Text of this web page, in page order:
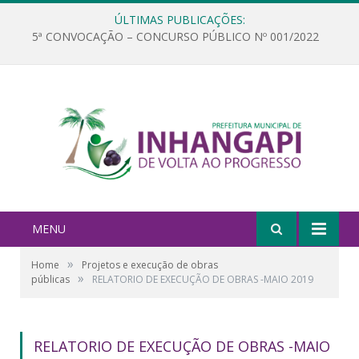
ÚLTIMAS PUBLICAÇÕES:
5ª CONVOCAÇÃO – CONCURSO PÚBLICO Nº 001/2022
MENU
Home »
Projetos e execução de obras
públicas » RELATORIO DE EXECUÇÃO DE OBRAS -MAIO 2019
RELATORIO DE EXECUÇÃO DE OBRAS -MAIO